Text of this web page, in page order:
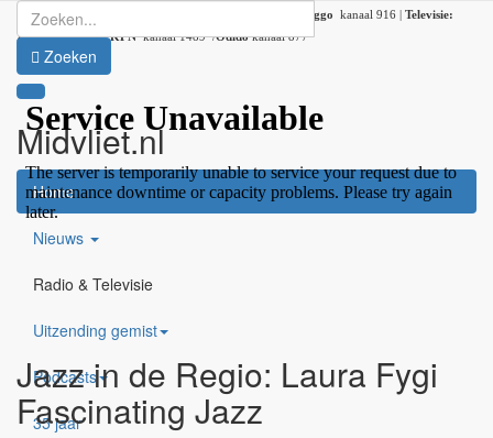
Radio:107.2 FM | Ziggo kanaal 916 | Televisie:
Ziggokanaal 41 /KPNkanaal 1489 /Odidokanaal 877
Midvliet.nl
×
Home
Nieuws
Radio & Televisie
Uitzending gemist
Podcasts
35 jaar
Zoeken
Jazz in de Regio: Laura Fygi
Fascinating Jazz